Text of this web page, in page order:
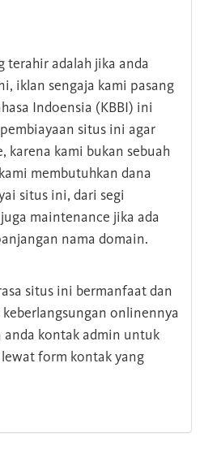
terahir adalah jika anda
iklan sengaja kami pasang
Indoensia (KBBI) ini
situs ini agar
karena kami bukan sebuah
membutuhkan dana
situs ini, dari segi
maintenance jika ada
nama domain.
situs ini bermanfaat dan
onlinennya
anda kontak admin untuk
form kontak yang